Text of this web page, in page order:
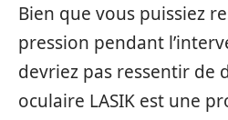
Bien que vous puissiez
pression pendant
devriez pas ressentir de
oculaire LASIK est une